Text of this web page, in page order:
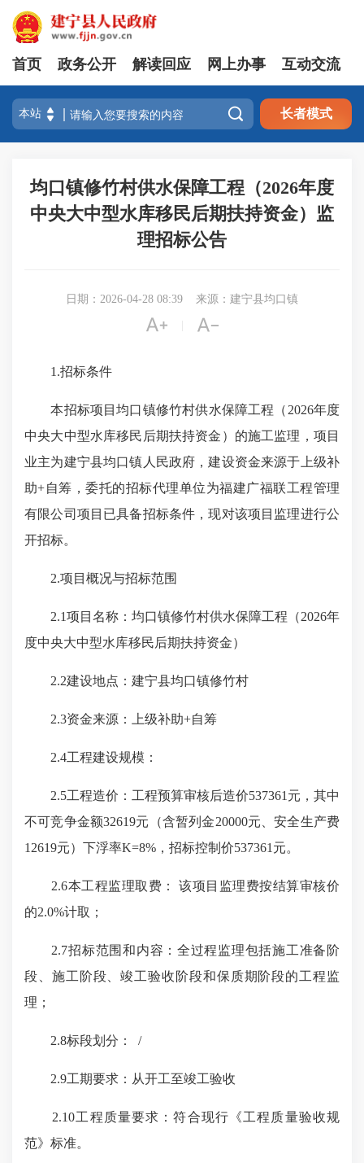
首页 政务公开 解读回应 网上办事 互动交流
 长者模式
均口镇修竹村供水保障工程（2026年度
中央大中型水库移民后期扶持资金）监
理招标公告
日期：2026-04-28 08:39 来源：建宁县均口镇
 
1.招标条件
本招标项目均口镇修竹村供水保障工程（2026年度
中央大中型水库移民后期扶持资金）的施工监理，项目
业主为建宁县均口镇 人民政府 ，建设资金来源于上级补
助+自筹，委托的招标代理单位为福建广福联工程管理
有限公司项目已具备招标条件，现对该项目监理进行公
开招标。
2.项目概况与招标范围
2.1项目名称：均口镇修竹村供水保障工程（2026年
度中央大中型水库移民后期扶持资金）
2.2建设地点：建宁县均口镇修竹村
2.3资金来源：上级补助+自筹
2.4工程建设规模：
2.5工程造价：工程预算审核后造价537361元，其中
不可竞争金额32619元（含暂列金20000元、安全生产费
12619元）下浮率K=8%，招标控制价537361元。
2.6本工程监理取费： 该项目监理费按结算审核价
的2.0%计取；
2.7招标范围和内容：全过程监理包括施工准备阶
段、施工阶段、竣工验收阶段和保质期阶段的工程监
理；
2.8标段划分： /
2.9工期要求：从开工至竣工验收
2.10工程质量要求：符合现行《工程质量验收规
范》标准。